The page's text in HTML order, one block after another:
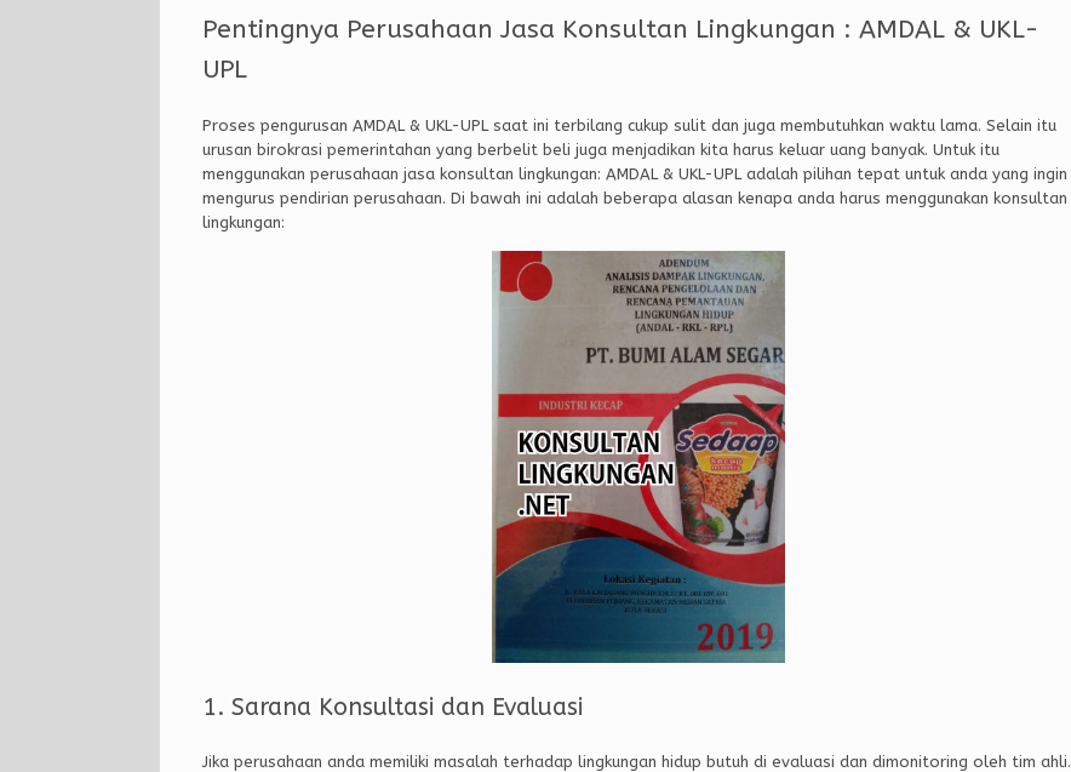
Pentingnya Perusahaan Jasa Konsultan Lingkungan : AMDAL & UKL-
UPL
Proses pengurusan AMDAL & UKL-UPL saat ini terbilang cukup sulit dan juga membutuhkan waktu lama. Selain itu
urusan birokrasi pemerintahan yang berbelit beli juga menjadikan kita harus keluar uang banyak. Untuk itu
menggunakan perusahaan jasa konsultan lingkungan: AMDAL & UKL-UPL adalah pilihan tepat untuk anda yang ingin
mengurus pendirian perusahaan. Di bawah ini adalah beberapa alasan kenapa anda harus menggunakan konsultan
lingkungan:
1. Sarana Konsultasi dan Evaluasi
Jika perusahaan anda memiliki masalah terhadap lingkungan hidup butuh di evaluasi dan dimonitoring oleh tim ahli.